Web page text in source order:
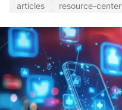
articles resource-center